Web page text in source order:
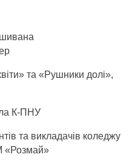
та «Рушники долі»,
К-ПНУ
та викладачів коледжу
«Розмай»